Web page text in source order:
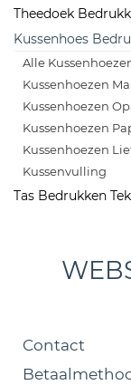
Theedoek
Kussenhoes
Alle
Kussenhoezen
Kussenhoezen
Kussenhoezen
Kussenhoezen
Kussenvulling
Tas Bedrukken
Contact